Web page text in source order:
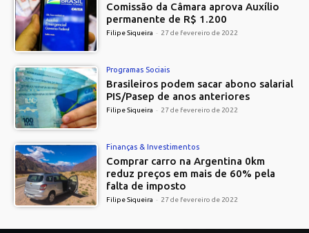
Comissão da Câmara aprova Auxílio
permanente de R$ 1.200
Filipe Siqueira - 27 de fevereiro de 2022
Programas Sociais
Brasileiros podem sacar abono salarial
PIS/Pasep de anos anteriores
Filipe Siqueira - 27 de fevereiro de 2022
Finanças & Investimentos
Comprar carro na Argentina 0km
reduz preços em mais de 60% pela
falta de imposto
Filipe Siqueira - 27 de fevereiro de 2022